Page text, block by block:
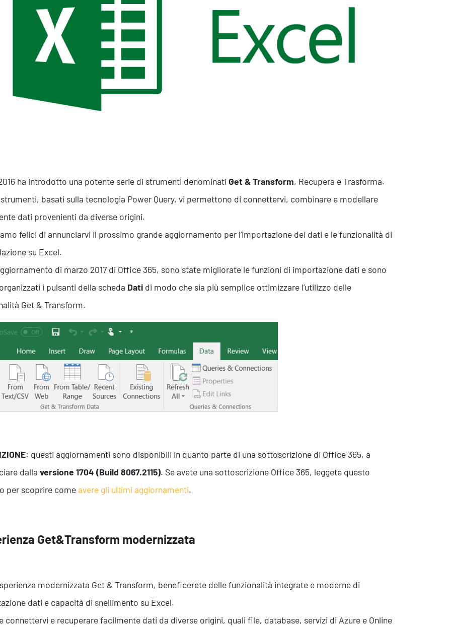
Project Management
Finanza & Gestione Economica
Risk Management
Sistemi di Gestione
Sicurezza Alimentare
Cyber Security
ha introdotto una potente serie di strumenti denominati Get & Transform, Recupera e Trasforma.
strumenti, basati sulla tecnologia Power Query, vi permettono di connettervi, combinare e modellare
dati provenienti da diverse origini.
felici di annunciarvi il prossimo grande aggiornamento per l’importazione dei dati e le funzionalità di
su Excel.
di marzo 2017 di Office 365, sono state migliorate le funzioni di importazione dati e sono
i pulsanti della scheda Dati di modo che sia più semplice ottimizzare l’utilizzo delle
Get & Transform.
: questi aggiornamenti sono disponibili in quanto parte di una sottoscrizione di Office 365, a
dalla versione 1704 (Build 8067.2115). Se avete una sottoscrizione Office 365, leggete questo
per scoprire comeavere gli ultimi aggiornamenti.
Get&Transform modernizzata
modernizzata Get & Transform, beneficerete delle funzionalità integrate e moderne di
dati e capacità di snellimento su Excel.
connettervi e recuperare facilmente dati da diverse origini, quali file, database, servizi di Azure e Online